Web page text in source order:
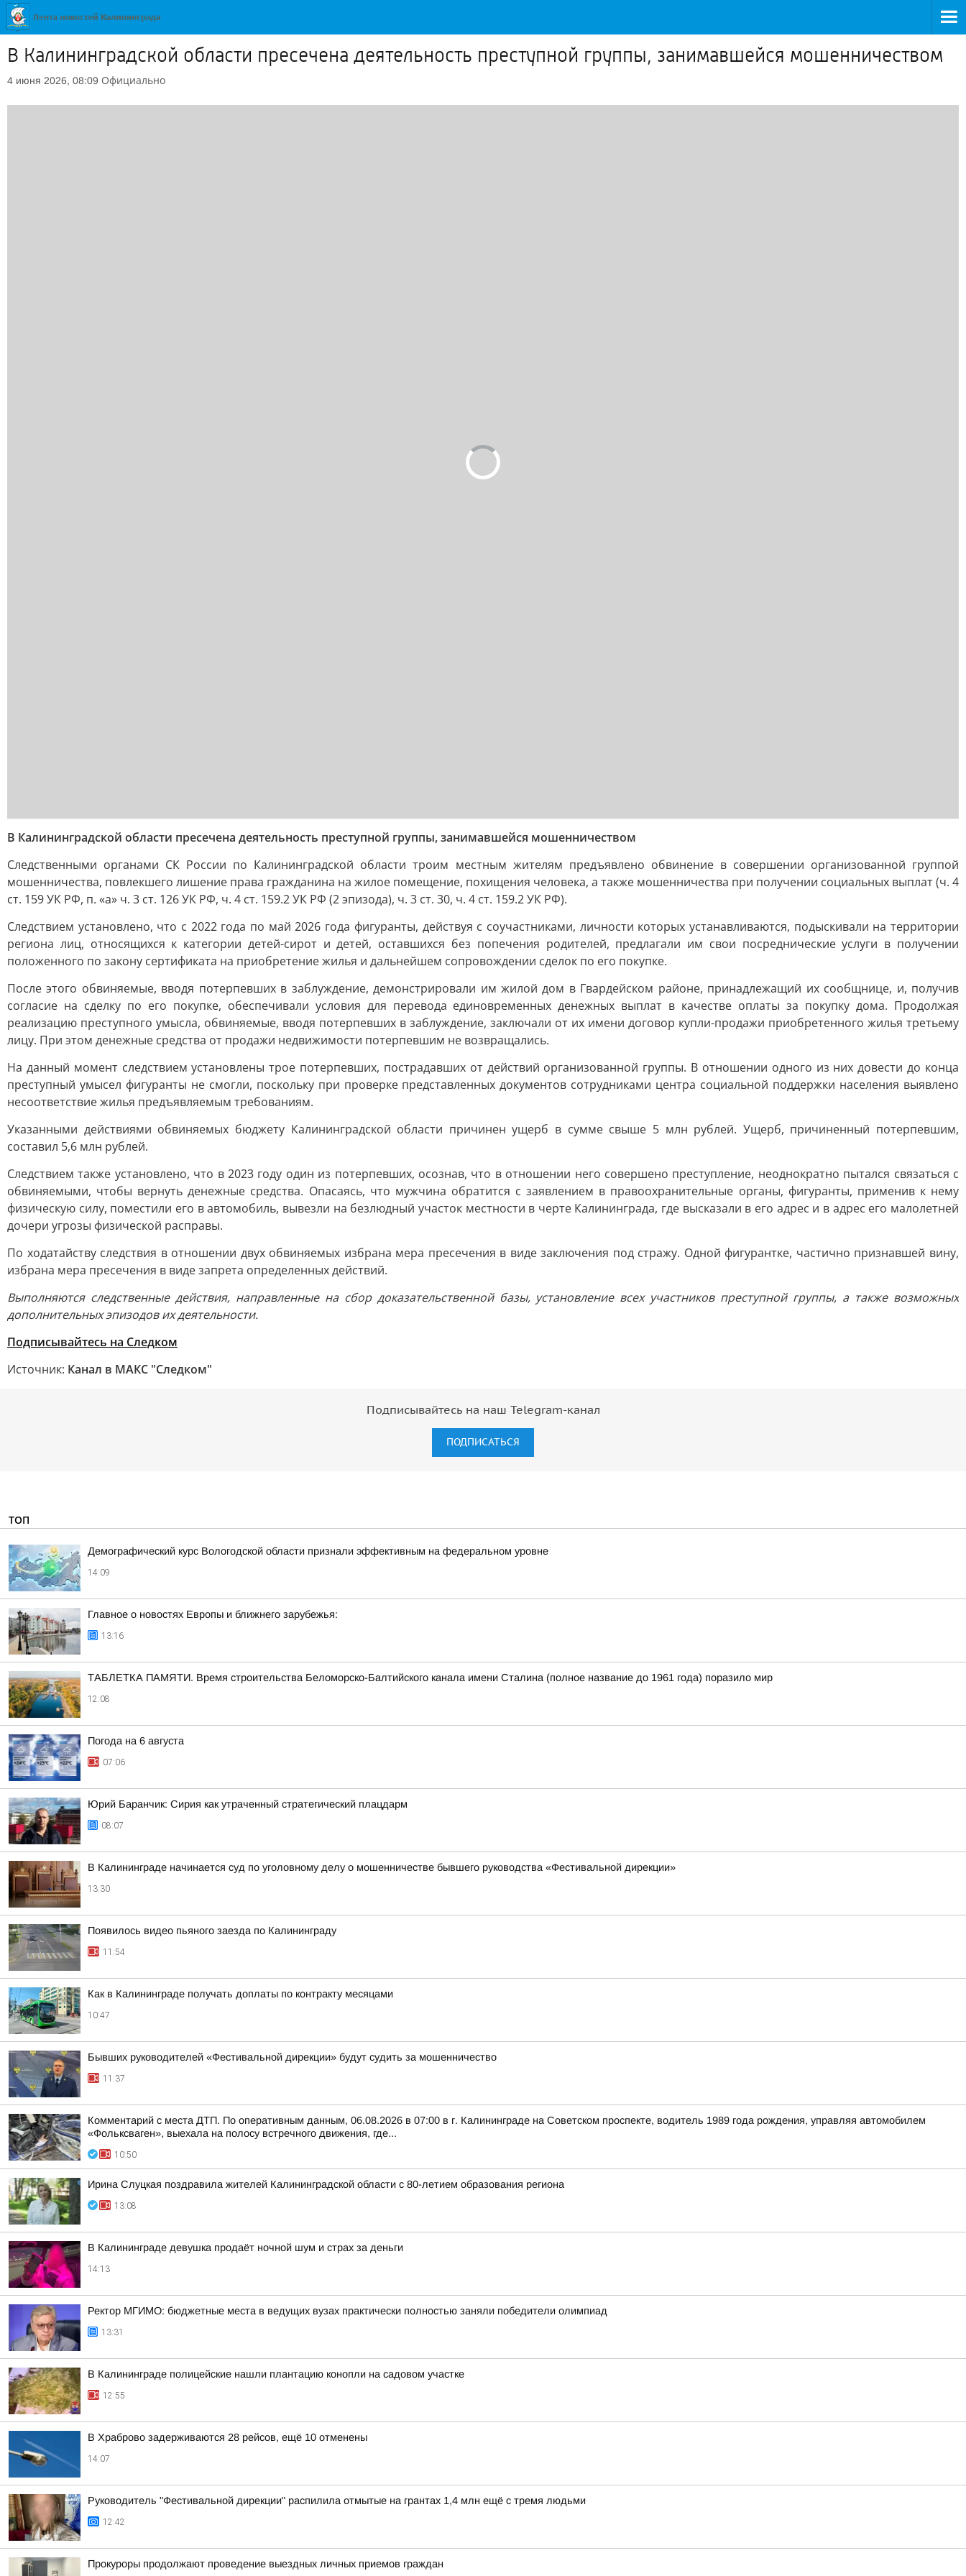
В Калининградской области пресечена деятельность преступной группы, занимавшейся мошенничеством
4 июня 2026, 08:09 Официально
В Калининградской области пресечена деятельность преступной группы, занимавшейся мошенничеством
Следственными органами СК России по Калининградской области троим местным жителям предъявлено обвинение в совершении организованной группой
мошенничества, повлекшего лишение права гражданина на жилое помещение, похищения человека, а также мошенничества при получении социальных выплат (ч. 4
ст. 159 УК РФ, п. «а» ч. 3 ст. 126 УК РФ, ч. 4 ст. 159.2 УК РФ (2 эпизода), ч. 3 ст. 30, ч. 4 ст. 159.2 УК РФ).
Следствием установлено, что с 2022 года по май 2026 года фигуранты, действуя с соучастниками, личности которых устанавливаются, подыскивали на территории
региона лиц, относящихся к категории детей-сирот и детей, оставшихся без попечения родителей, предлагали им свои посреднические услуги в получении
положенного по закону сертификата на приобретение жилья и дальнейшем сопровождении сделок по его покупке.
После этого обвиняемые, вводя потерпевших в заблуждение, демонстрировали им жилой дом в Гвардейском районе, принадлежащий их сообщнице, и, получив
согласие на сделку по его покупке, обеспечивали условия для перевода единовременных денежных выплат в качестве оплаты за покупку дома. Продолжая
реализацию преступного умысла, обвиняемые, вводя потерпевших в заблуждение, заключали от их имени договор купли-продажи приобретенного жилья третьему
лицу. При этом денежные средства от продажи недвижимости потерпевшим не возвращались.
На данный момент следствием установлены трое потерпевших, пострадавших от действий организованной группы. В отношении одного из них довести до конца
преступный умысел фигуранты не смогли, поскольку при проверке представленных документов сотрудниками центра социальной поддержки населения выявлено
несоответствие жилья предъявляемым требованиям.
Указанными действиями обвиняемых бюджету Калининградской области причинен ущерб в сумме свыше 5 млн рублей. Ущерб, причиненный потерпевшим,
составил 5,6 млн рублей.
Следствием также установлено, что в 2023 году один из потерпевших, осознав, что в отношении него совершено преступление, неоднократно пытался связаться с
обвиняемыми, чтобы вернуть денежные средства. Опасаясь, что мужчина обратится с заявлением в правоохранительные органы, фигуранты, применив к нему
физическую силу, поместили его в автомобиль, вывезли на безлюдный участок местности в черте Калининграда, где высказали в его адрес и в адрес его малолетней
дочери угрозы физической расправы.
По ходатайству следствия в отношении двух обвиняемых избрана мера пресечения в виде заключения под стражу. Одной фигурантке, частично признавшей вину,
избрана мера пресечения в виде запрета определенных действий.
Выполняются следственные действия, направленные на сбор доказательственной базы, установление всех участников преступной группы, а также возможных
дополнительных эпизодов их деятельности.
Подписывайтесь на Следком
Источник: Канал в МАКС "Следком"
Подписывайтесь на наш Telegram-канал
ПОДПИСАТЬСЯ
ТОП
Демографический курс Вологодской области признали эффективным на федеральном уровне
14:09
Главное о новостях Европы и ближнего зарубежья:
13:16
ТАБЛЕТКА ПАМЯТИ. Время строительства Беломорско-Балтийского канала имени Сталина (полное название до 1961 года) поразило мир
12:08
Погода на 6 августа
07:06
Юрий Баранчик: Сирия как утраченный стратегический плацдарм
08:07
В Калининграде начинается суд по уголовному делу о мошенничестве бывшего руководства «Фестивальной дирекции»
13:30
Появилось видео пьяного заезда по Калининграду
11:54
Как в Калининграде получать доплаты по контракту месяцами
10:47
Бывших руководителей «Фестивальной дирекции» будут судить за мошенничество
11:37
Комментарий с места ДТП. По оперативным данным, 06.08.2026 в 07:00 в г. Калининграде на Советском проспекте, водитель 1989 года рождения, управляя автомобилем
«Фольксваген», выехала на полосу встречного движения, где...
10:50
Ирина Слуцкая поздравила жителей Калининградской области с 80-летием образования региона
13:08
В Калининграде девушка продаёт ночной шум и страх за деньги
14:13
Ректор МГИМО: бюджетные места в ведущих вузах практически полностью заняли победители олимпиад
13:31
В Калининграде полицейские нашли плантацию конопли на садовом участке
12:55
В Храброво задерживаются 28 рейсов, ещё 10 отменены
14:07
Руководитель "Фестивальной дирекции" распилила отмытые на грантах 1,4 млн ещё с тремя людьми
12:42
Прокуроры продолжают проведение выездных личных приемов граждан